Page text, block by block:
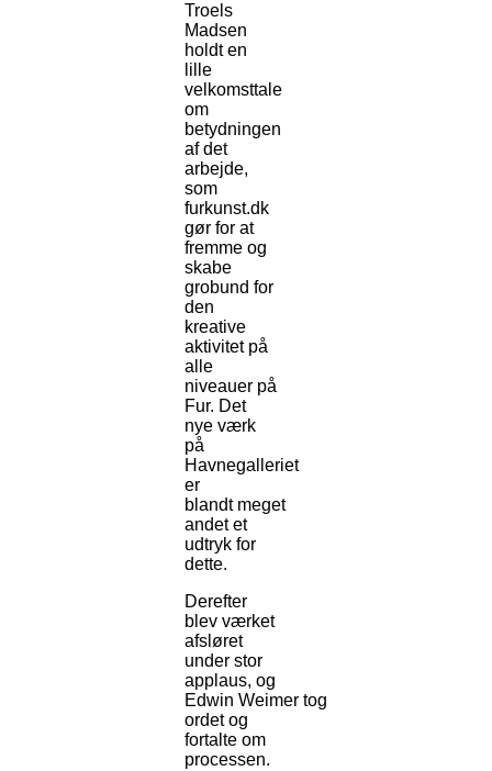
Troels
Madsen
holdt en
lille
velkomsttale
om
betydningen
af det
arbejde,
som
furkunst.dk
gør for at
fremme og
skabe
grobund for
den
kreative
aktivitet på
alle
niveauer på
Fur. Det
nye værk
på
Havnegalleriet
er
blandt meget
andet et
udtryk for
dette.
Derefter
blev værket
afsløret
under stor
applaus, og
Edwin Weimer tog
ordet og
fortalte om
processen.